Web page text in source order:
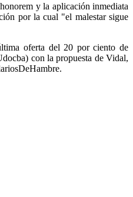
y la aplicación inmediata
por la cual "el malestar sigue
oferta del 20 por ciento de
con la propuesta de Vidal,